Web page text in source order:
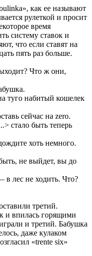
как ее называют
рулеткой и просит
время
систему ставок и
что если ставят на
пять раз больше.
Что ж они,
туго набитый кошелек
сейчас на zero.
стало быть теперь
хоть немного.
не выйдет, вы до
лес не ходить. Что?
третий.
и впилась горящими
и третий. Бабушка
даже кулаком
«trente six»